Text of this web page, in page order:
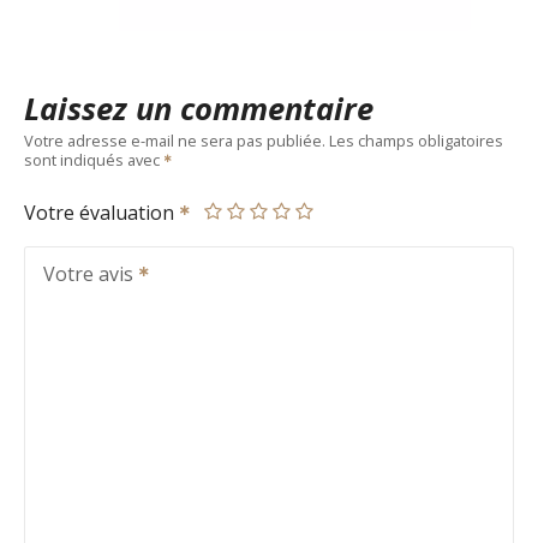
Laissez un commentaire
Votre adresse e-mail ne sera pas publiée. Les champs obligatoires
sont indiqués avec
Votre évaluation
Votre avis